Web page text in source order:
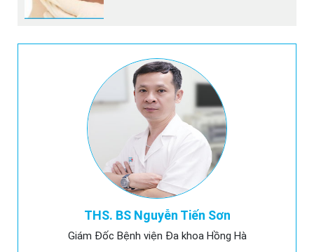
THS. BS Nguyễn Tiến Sơn
Giám Đốc Bệnh viện Đa khoa Hồng Hà